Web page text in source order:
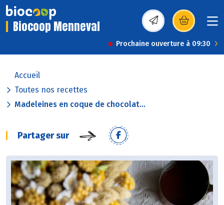
Biocoop Menneval (s’ouvre dans une
Prochaine ouverture à 09:30
Accueil
Toutes nos recettes
Madeleines en coque de chocolat...
Partager sur